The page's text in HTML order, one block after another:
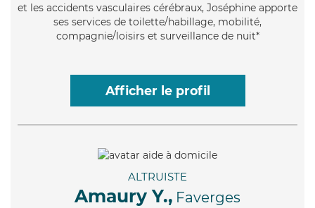
et les accidents vasculaires cérébraux, Joséphine apporte
ses services de toilette/habillage, mobilité,
compagnie/loisirs et surveillance de nuit*
Afficher le profil
ALTRUISTE
Amaury Y., Faverges